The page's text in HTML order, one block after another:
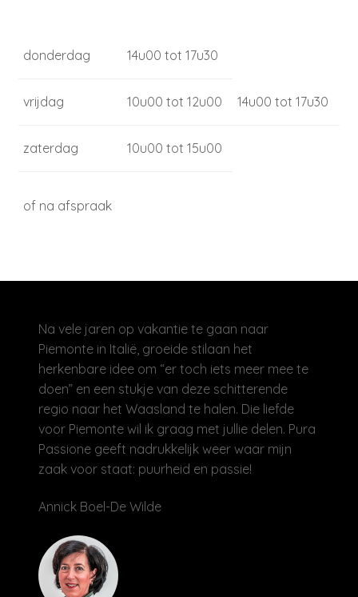
donderdag 14u00 tot 17u30
vrijdag 10u00 tot 12u00 14u00 tot 17u30
zaterdag 10u00 tot 15u00
of na afspraak
Na vele jaren op vakantie te gaan naar
Piemonte in Italië, groeide stilaan het
herkenbare idee om “er toch iets meer mee te
doen” en een stukje van deze schitterende
regio naar het Waasland te halen. Die liefde
voor Piemonte wil ik graag met jullie delen. Pura
Passione geeft nadrukkelijk weer waar mijn
zaak voor staat: puurheid en passie!
Annick Boel-De Wilde